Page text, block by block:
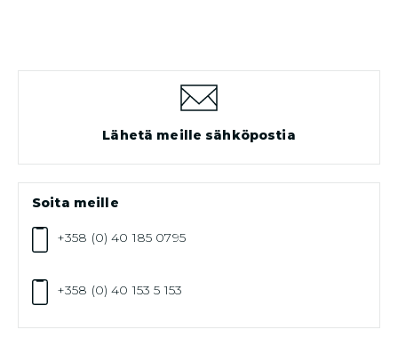
Lähetä meille sähköpostia
Soita meille
+358 (0) 40 185 0795
+358 (0) 40 153 5 153